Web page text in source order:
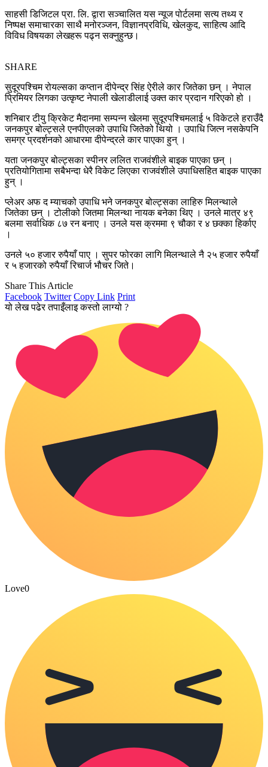
साहसी डिजिटल प्रा. लि. द्वारा सञ्चालित यस न्यूज पोर्टलमा सत्य तथ्य र
निष्पक्ष समाचारका साथै मनोरञ्जन, विज्ञानप्रविधि, खेलकुद, साहित्य आदि
विविध विषयका लेखहरू पढ्न सक्नुहुन्छ।
SHARE
सुदूरपश्चिम रोयल्सका कप्तान दीपेन्द्र सिंह ऐरीले कार जितेका छन् । नेपाल
प्रिमियर लिगका उत्कृष्ट नेपाली खेलाडीलाई उक्त कार प्रदान गरिएको हो ।
शनिबार टीयु क्रिकेट मैदानमा सम्पन्न खेलमा सुदूरपश्चिमलाई ५ विकेटले हराउँदै
जनकपुर बोल्ट्सले एनपीएलको उपाधि जितेको थियो । उपाधि जित्न नसकेपनि
समग्र प्रदर्शनको आधारमा दीपेन्द्रले कार पाएका हुन् ।
यता जनकपुर बोल्ट्सका स्पीनर ललित राजवंशीले बाइक पाएका छन् ।
प्रतियोगितामा सबैभन्दा धेरै विकेट लिएका राजवंशीले उपाधिसहित बाइक पाएका
हुन् ।
प्लेअर अफ द म्याचको उपाधि भने जनकपुर बोल्ट्सका लाहिरु मिलन्थाले
जितेका छन् । टोलीको जितमा मिलन्था नायक बनेका थिए । उनले मात्र ४९
बलमा सर्वाधिक ८७ रन बनाए । उनले यस क्रममा ९ चौका र ४ छक्का हिर्काए
।
उनले ५० हजार रुपैयाँ पाए । सुपर फोरका लागि मिलन्थाले नै २५ हजार रुपैयाँ
र ५ हजारको रुपैयाँ रिचार्ज भौचर जिते।
Share This Article
Facebook Twitter Copy Link Print
यो लेख पढेर तपाइँलाइ कस्तो लाग्यो ?
Love0